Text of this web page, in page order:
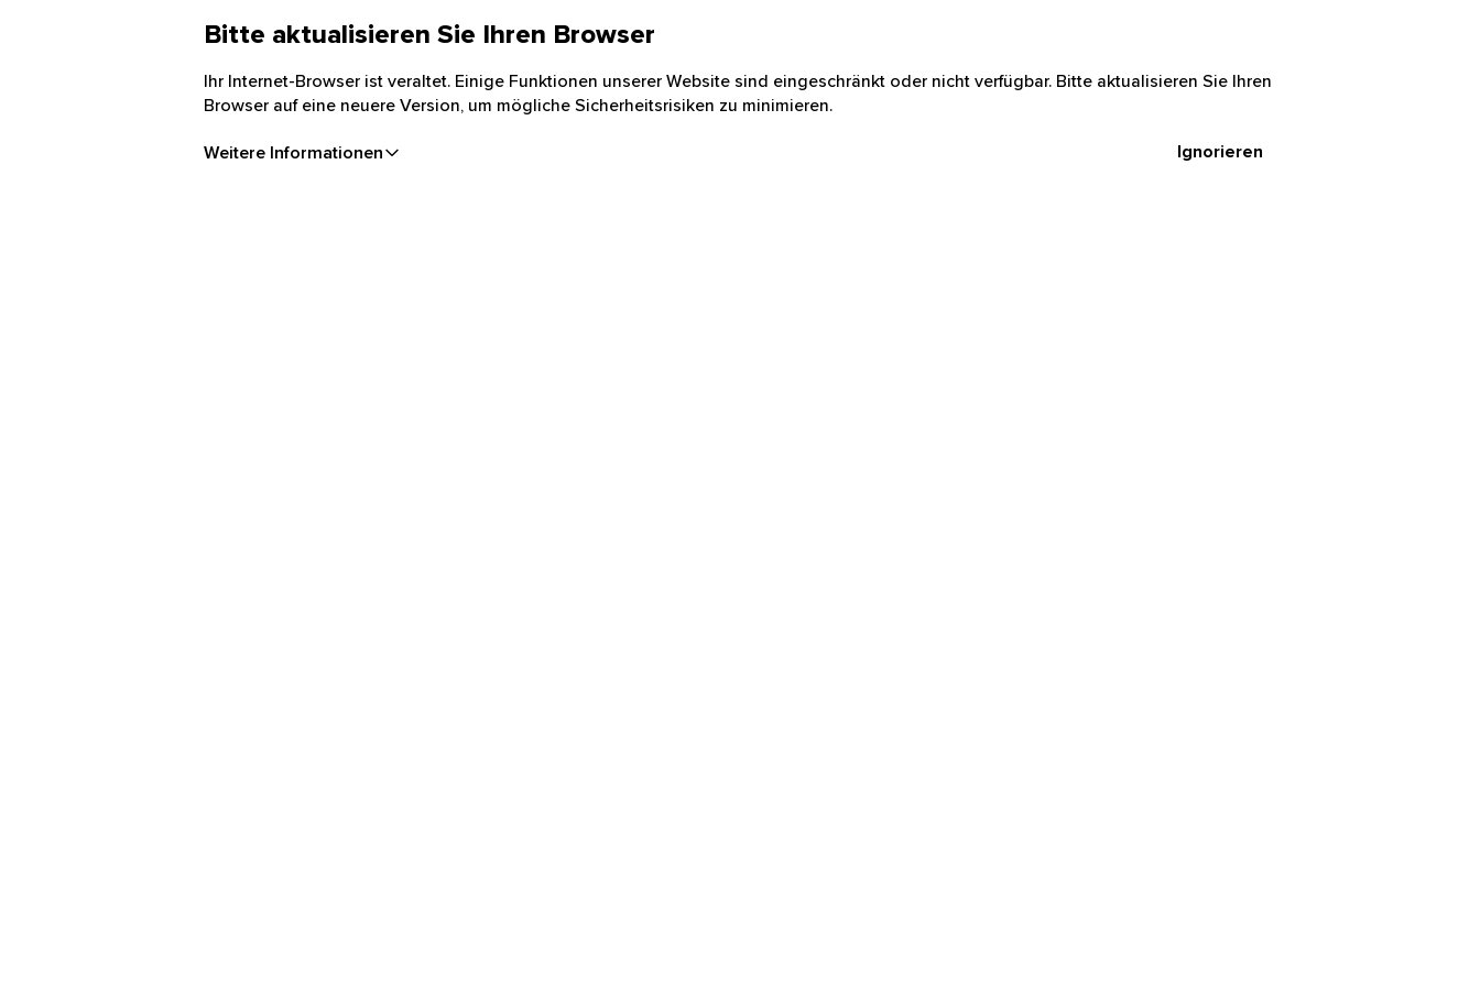
Bitte aktualisieren Sie Ihren Browser
Ihr Internet-Browser ist veraltet. Einige Funktionen unserer Website sind eingeschränkt oder nicht verfügbar. Bitte aktualisieren Sie Ihren
Browser auf eine neuere Version, um mögliche Sicherheitsrisiken zu minimieren.
Weitere Informationen Ignorieren